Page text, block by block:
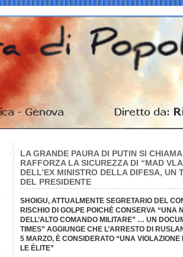
LA GRANDE PAURA DI PUTIN SI
RAFFORZA LA SICUREZZA DI “MAD
DELL’EX MINISTRO DELLA DIFESA,
DEL PRESIDENTE
SHOIGU, ATTUALMENTE SEGRETARIO DEL
RISCHIO DI GOLPE POICHÉ CONSERVA “UNA
DELL’ALTO COMANDO MILITARE” … UN
TIMES” AGGIUNGE CHE L’ARRESTO DI
5 MARZO, È CONSIDERATO “UNA
LE ÉLITE”